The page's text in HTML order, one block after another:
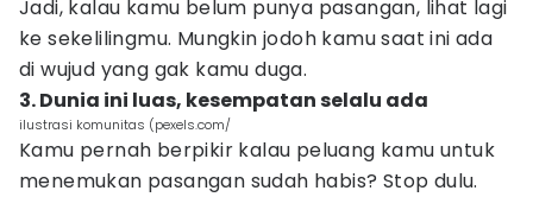
Jadi, kalau kamu belum punya pasangan, lihat lagi
ke sekelilingmu. Mungkin jodoh kamu saat ini ada
di wujud yang gak kamu duga.
3. Dunia ini luas, kesempatan selalu ada
ilustrasi komunitas (pexels.com/
Kamu pernah berpikir kalau peluang kamu untuk
menemukan pasangan sudah habis? Stop dulu.